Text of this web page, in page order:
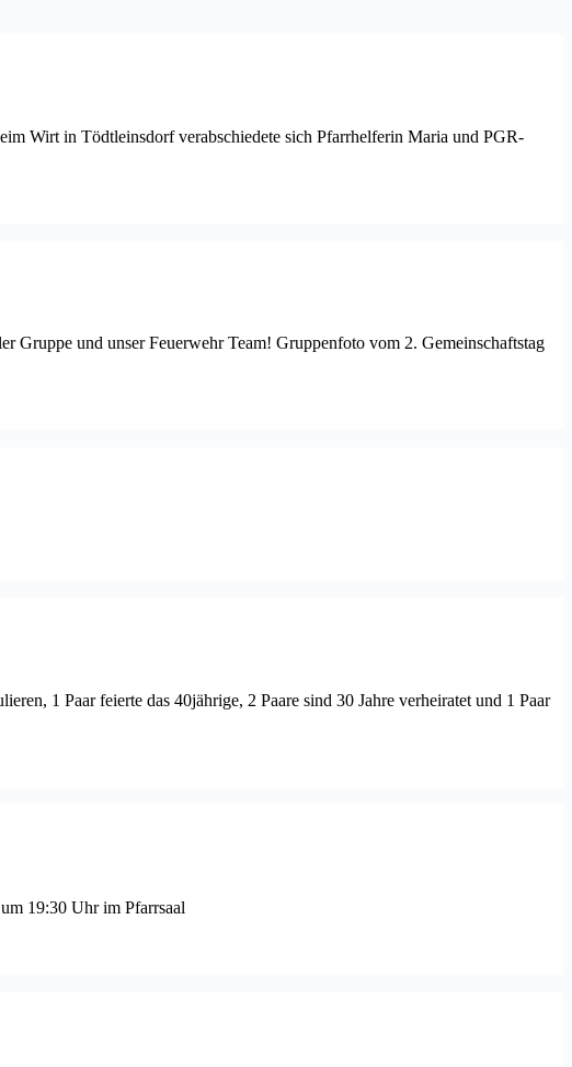
Wirt in Tödtleinsdorf verabschiedete sich Pfarrhelferin Maria und PGR-
Gruppe und unser Feuerwehr Team! Gruppenfoto vom 2. Gemeinschaftstag
1 Paar feierte das 40jährige, 2 Paare sind 30 Jahre verheiratet und 1 Paar
19:30 Uhr im Pfarrsaal